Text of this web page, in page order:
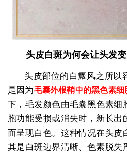
头皮白斑为何会让头发
头皮部位的白癜风之所以
是因为毛囊外根鞘中的黑色素细
下，毛发颜色由毛囊黑色素细
胞功能受损或消失时，新长出
而呈现白色。这种情况在头皮
其是白斑边界清晰、色素脱失